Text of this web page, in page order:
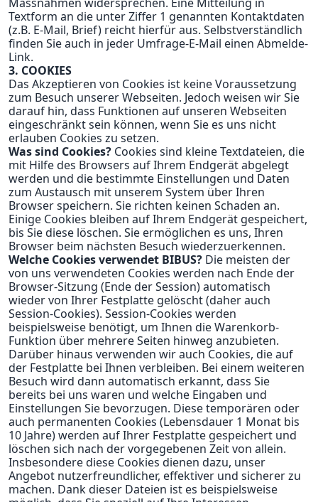
Textform an die unter Ziffer 1 genannten Kontaktdaten
(z.B. E-Mail, Brief) reicht hierfür aus. Selbstverständlich
finden Sie auch in jeder Umfrage-E-Mail einen Abmelde-
Link.
3. COOKIES
Das Akzeptieren von Cookies ist keine Voraussetzung
zum Besuch unserer Webseiten. Jedoch weisen wir Sie
darauf hin, dass Funktionen auf unseren Webseiten
eingeschränkt sein können, wenn Sie es uns nicht
erlauben Cookies zu setzen.
Was sind Cookies? Cookies sind kleine Textdateien, die
mit Hilfe des Browsers auf Ihrem Endgerät abgelegt
werden und die bestimmte Einstellungen und Daten
zum Austausch mit unserem System über Ihren
Browser speichern. Sie richten keinen Schaden an.
Einige Cookies bleiben auf Ihrem Endgerät gespeichert,
bis Sie diese löschen. Sie ermöglichen es uns, Ihren
Browser beim nächsten Besuch wiederzuerkennen.
Welche Cookies verwendet BIBUS? Die meisten der
von uns verwendeten Cookies werden nach Ende der
Browser-Sitzung (Ende der Session) automatisch
wieder von Ihrer Festplatte gelöscht (daher auch
Session-Cookies). Session-Cookies werden
beispielsweise benötigt, um Ihnen die Warenkorb-
Funktion über mehrere Seiten hinweg anzubieten.
Darüber hinaus verwenden wir auch Cookies, die auf
der Festplatte bei Ihnen verbleiben. Bei einem weiteren
Besuch wird dann automatisch erkannt, dass Sie
bereits bei uns waren und welche Eingaben und
Einstellungen Sie bevorzugen. Diese temporären oder
auch permanenten Cookies (Lebensdauer 1 Monat bis
10 Jahre) werden auf Ihrer Festplatte gespeichert und
löschen sich nach der vorgegebenen Zeit von allein.
Insbesondere diese Cookies dienen dazu, unser
Angebot nutzerfreundlicher, effektiver und sicherer zu
machen. Dank dieser Dateien ist es beispielsweise